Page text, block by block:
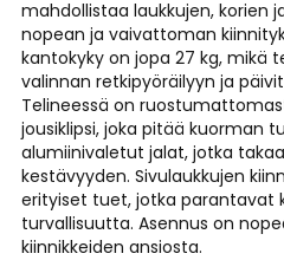
mahdollistaa laukkujen, korien
nopean ja vaivattoman
kantokyky on jopa 27 kg, mikä
valinnan retkipyöräilyyn ja
Telineessä on
jousiklipsi, joka pitää kuorman
alumiinivaletut jalat, jotka
kestävyyden. Sivulaukkujen
erityiset tuet, jotka parantavat
turvallisuutta. Asennus on
kiinnikkeiden ansiosta.